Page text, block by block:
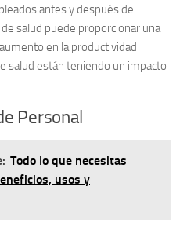
antes y después de
salud puede proporcionar una
en la productividad
salud están teniendo un impacto
Personal
Todo lo que necesitas
usos y